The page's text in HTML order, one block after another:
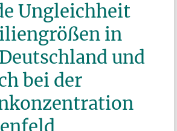
Ungleichheit
in
und
bei der